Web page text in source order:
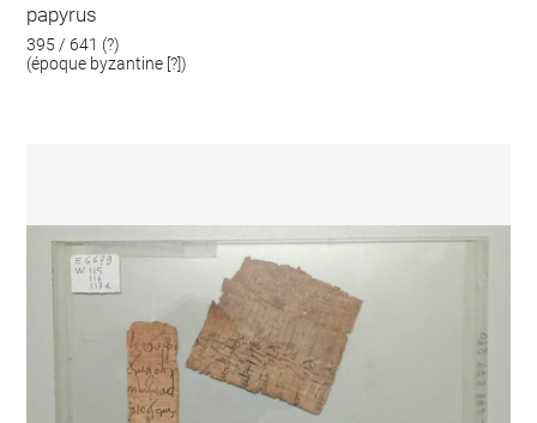
papyrus
395 / 641 (?)
(époque byzantine [?])